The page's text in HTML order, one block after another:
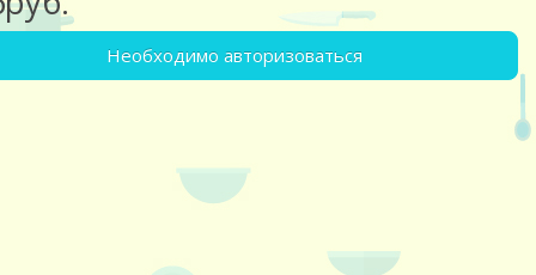
Необходимо авторизоваться